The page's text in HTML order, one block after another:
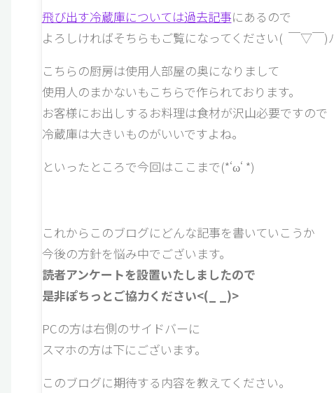
飛び出す冷蔵庫については過去記事にあるので
よろしければそちらもご覧になってください( ￣▽￣)ﾉ
こちらの厨房は使用人部屋の奥になりまして
使用人のまかないもこちらで作られております。
お客様にお出しするお料理は食材が沢山必要ですので
冷蔵庫は大きいものがいいですよね。
といったところで今回はここまで(*‘ω‘ *)
これからこのブログにどんな記事を書いていこうか
今後の方針を悩み中でございます。
読者アンケートを設置いたしましたので
是非ぽちっとご協力ください<(_ _)>
PCの方は右側のサイドバーに
スマホの方は下にございます。
このブログに期待する内容を教えてください。